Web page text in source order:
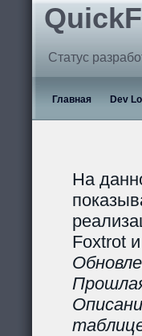
Статус
Главная Dev
На
Foxtrot